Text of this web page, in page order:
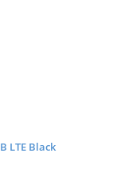
LTE Black